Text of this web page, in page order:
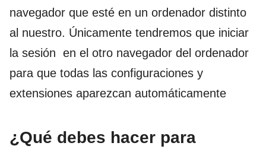
navegador que esté en un ordenador distinto
al nuestro. Únicamente tendremos que iniciar
la sesión en el otro navegador del ordenador
para que todas las configuraciones y
extensiones aparezcan automáticamente
¿Qué debes hacer para